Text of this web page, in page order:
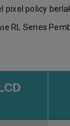
pixel policy
RL Series